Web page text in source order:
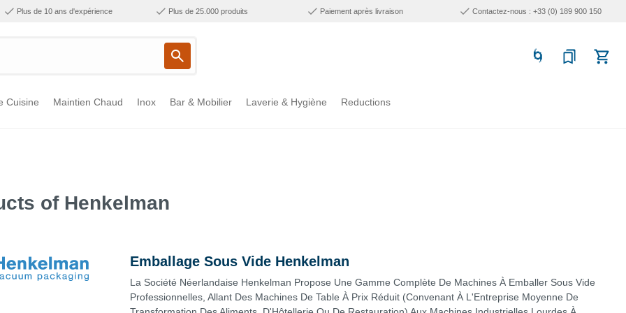
Plus de 10 ans d'expérience Plus de 25.000 produits Paiement après livraison Contactez-nous : +33 (0) 189 900 150
Cuisine Maintien Chaud Inox Bar & Mobilier Laverie & Hygiène Reductions
of Henkelman
Emballage Sous Vide Henkelman
La Société Néerlandaise Henkelman Propose Une Gamme Complète De Machines À Emballer Sous Vide
Professionnelles, Allant Des Machines De Table À Prix Réduit (Convenant À L'Entreprise Moyenne De